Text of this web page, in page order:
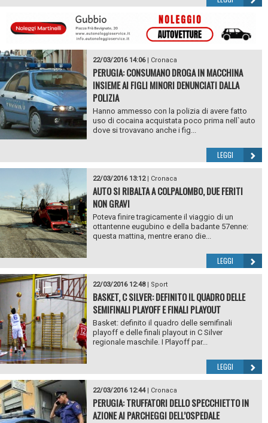
22/03/2016 14:06| Cronaca
PERUGIA: CONSUMANO DROGA IN MACCHINA
INSIEME AI FIGLI MINORI DENUNCIATI DALLA
POLIZIA
Hanno ammesso con la polizia di avere fatto
uso di cocaina acquistata poco prima nell`auto
dove si trovavano anche i fig...
LEGGI
22/03/2016 13:12| Cronaca
AUTO SI RIBALTA A COLPALOMBO, DUE FERITI
NON GRAVI
Poteva finire tragicamente il viaggio di un
ottantenne eugubino e della badante 57enne:
questa mattina, mentre erano die...
LEGGI
22/03/2016 12:48| Sport
BASKET, C SILVER: DEFINITO IL QUADRO DELLE
SEMIFINALI PLAYOFF E FINALI PLAYOUT
Basket: definito il quadro delle semifinali
playoff e delle finali playout in C Silver
regionale maschile. I Playoff par...
LEGGI
22/03/2016 12:44| Cronaca
PERUGIA: TRUFFATORI DELLO SPECCHIETTO IN
AZIONE AI PARCHEGGI DELL’OSPEDALE